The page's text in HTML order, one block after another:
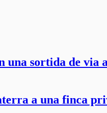
una sortida de via
a una finca